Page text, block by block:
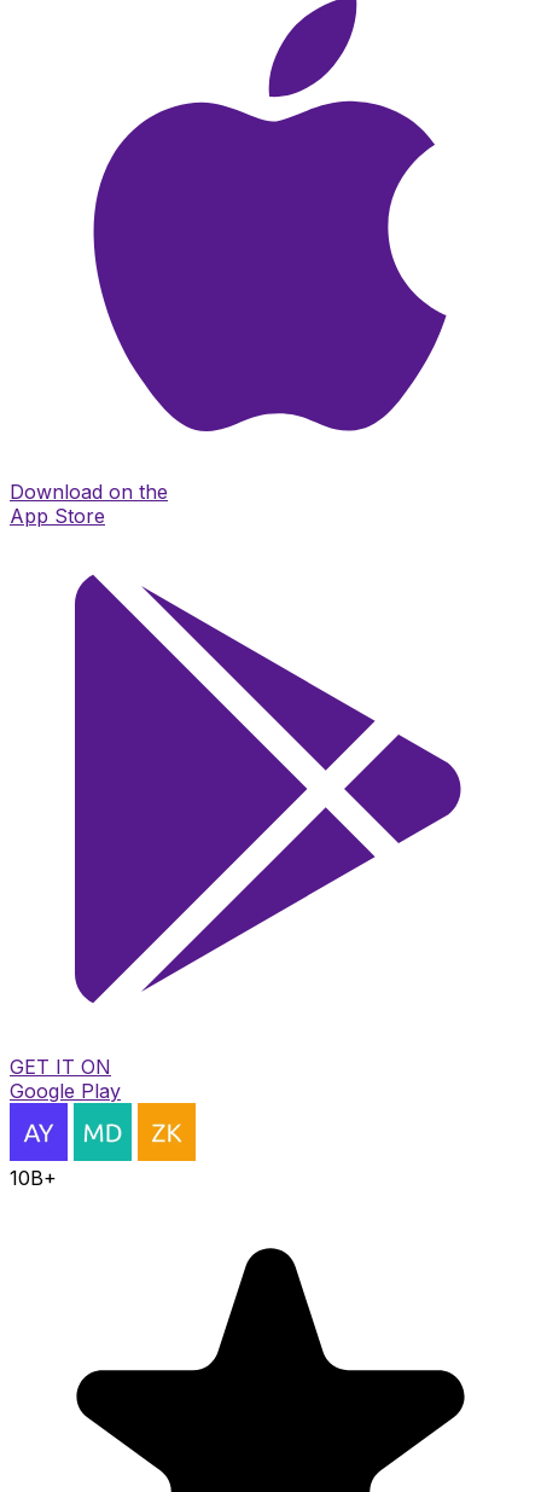
Download on the
App Store
GET IT ON
Google Play
10B+